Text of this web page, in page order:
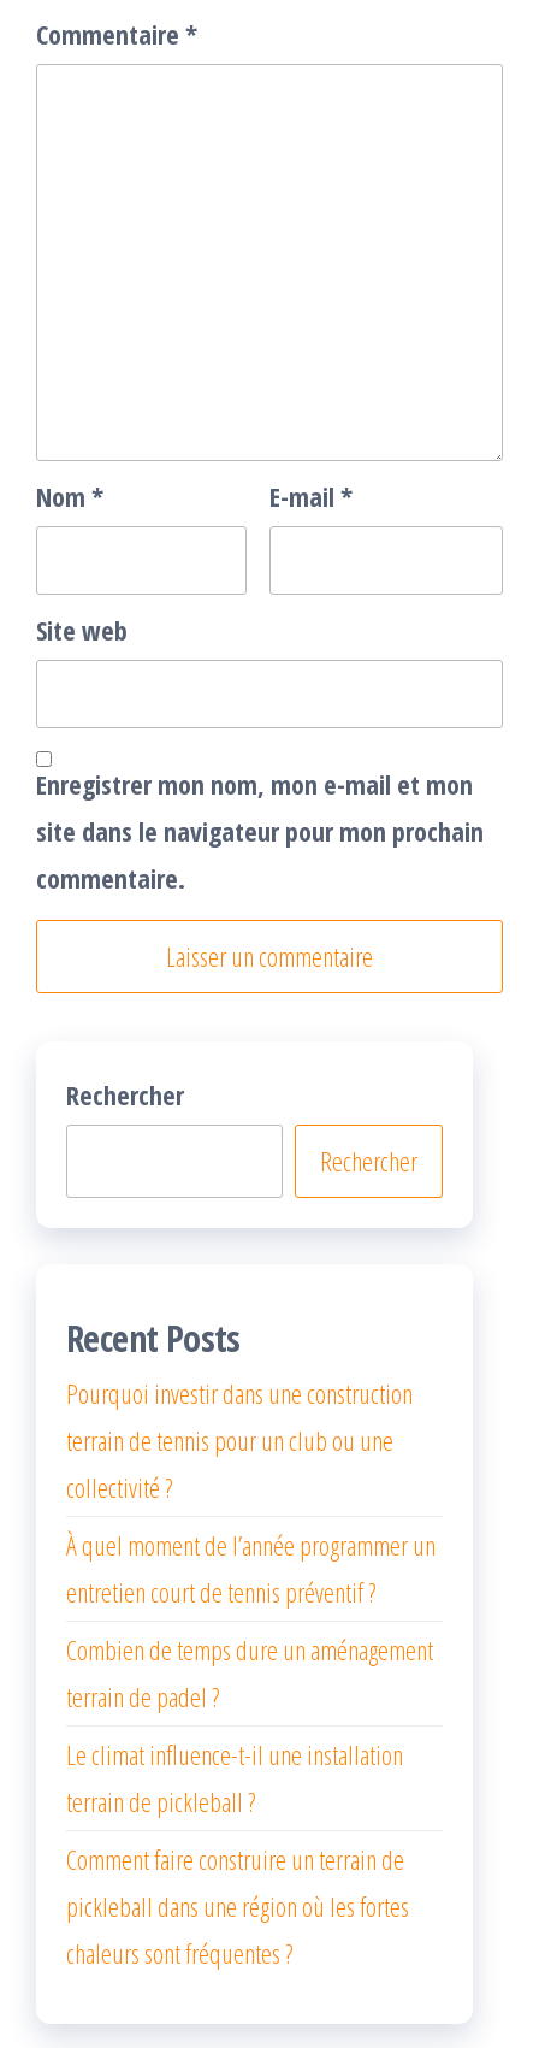
Commentaire *
Nom * E-mail *
Site web
Enregistrer mon nom, mon e-mail et mon
site dans le navigateur pour mon prochain
commentaire.
Rechercher
Rechercher
Recent Posts
Pourquoi investir dans une construction
terrain de tennis pour un club ou une
collectivité ?
À quel moment de l’année programmer un
entretien court de tennis préventif ?
Combien de temps dure un aménagement
terrain de padel ?
Le climat influence-t-il une installation
terrain de pickleball ?
Comment faire construire un terrain de
pickleball dans une région où les fortes
chaleurs sont fréquentes ?